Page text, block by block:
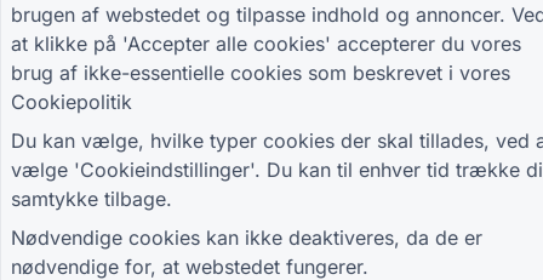
DELTAG I FÆLLESSKABET
TIGER FORM
Vejledning
Cookieindstillinger
© 2026 QR Form Generator. All rights reserved.
brugen af webstedet og tilpasse indhold og annoncer.
at klikke på 'Accepter alle cookies' accepterer du vores
brug af ikke-essentielle cookies som beskrevet i vores
Cookiepolitik
Du kan vælge, hvilke typer cookies der skal tillades, ved
vælge 'Cookieindstillinger'. Du kan til enhver tid trække
samtykke tilbage.
Nødvendige cookies kan ikke deaktiveres, da de er
nødvendige for, at webstedet fungerer.